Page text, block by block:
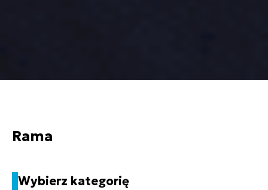
Rama
Wybierz kategorię